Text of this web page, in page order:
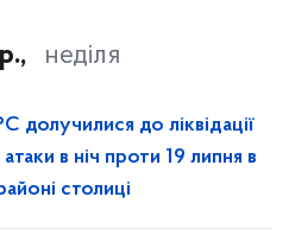
неділя
долучилися до ліквідації
в ніч проти 19 липня в
столиці